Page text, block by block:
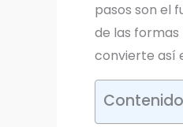
pasos son el
de las formas
convierte así